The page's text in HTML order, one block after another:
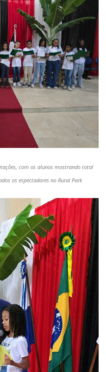
com os alunos mostrando total
os espectadores no Rural Park